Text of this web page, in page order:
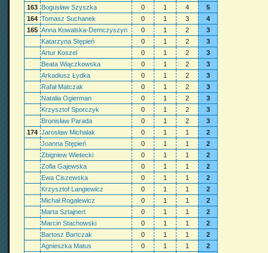
163 Bogusław Szyszka 0 1 4
5
164 Tomasz Suchanek 0 1 3
4
165 Anna Kowalska-Demczyszyn 0 1 2
3
Katarzyna Stępień
0 1 2
3
Artur Koszel
0 1 2
3
Beata Wiączkowska
0 1 2
3
Arkadiusz Łydka
0 1 2
3
Rafał Matczak
0 1 2
3
Natalia Ogierman
0 1 2
3
Krzysztof Sporczyk
0 1 2
3
Bronisław Parada
0 1 2
3
174 Jarosław Michalak 0 1 1
2
Joanna Stępień
0 1 1
2
Zbigniew Wietecki
0 1 1
2
Zofia Gajewska
0 1 1
2
Ewa Ciszewska
0 1 1
2
Krzysztof Langiewicz
0 1 1
2
Michał Rogalewicz
0 1 1
2
Marta Sztajnert
0 1 1
2
Marcin Stachowski
0 1 1
2
Bartosz Bartczak
0 1 1
2
Agnieszka Matus
0 1 1
2